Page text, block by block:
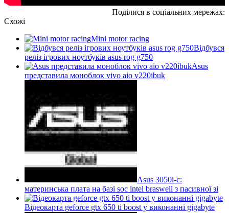
Поділися в соціальних мережах:
Схожі
Mini motor racing
Відбувся
реліз ігрових ноутбуків asus rog g750
Asus
представила моноблок vivo aio v220ibuk
Asus 3050i-c:
материнська плата на базі soc intel braswell з пасивної зі
Відеокарта geforce gtx 650 ti boost у виконанні gigabyte